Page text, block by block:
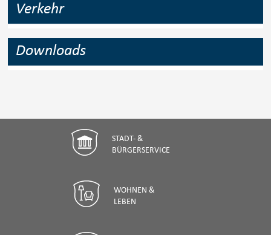
Verkehr
Downloads
STADT- &
BÜRGERSERVICE
WOHNEN &
LEBEN